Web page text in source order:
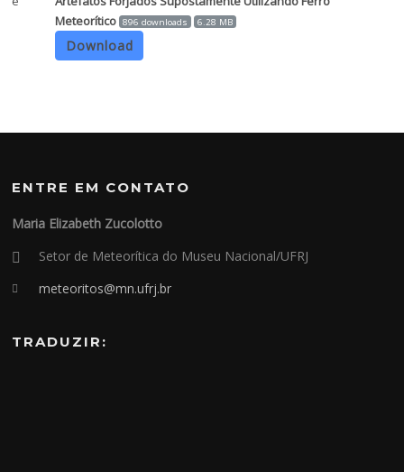
Meteorítico 896 downloads 6.28 MB
Download
ENTRE EM CONTATO
Maria Elizabeth Zucolotto
Setor de Meteorítica do Museu Nacional/UFRJ
meteoritos@mn.ufrj.br
TRADUZIR: